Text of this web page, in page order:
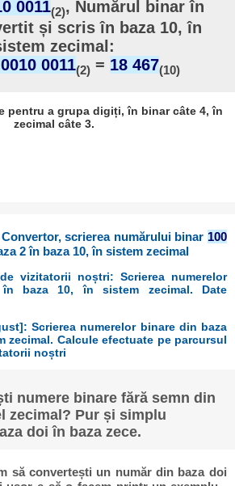
0011(2), Numărul binar în
și scris în baza 10, în
zecimal:
0011(2) = 18 467(10)
pentru a grupa digiți, în binar câte 4, în
zecimal câte 3.
scrierea numărului binar 100
2 în baza 10, în sistem zecimal
vizitatorii noștri: Scrierea numerelor
baza 10, în sistem zecimal. Date
Scrierea numerelor binare din baza
zecimal. Calcule efectuate pe parcursul
noștri
numere binare fără semn din
zecimal? Pur și simplu
doi în baza zece.
să convertești un număr din baza doi